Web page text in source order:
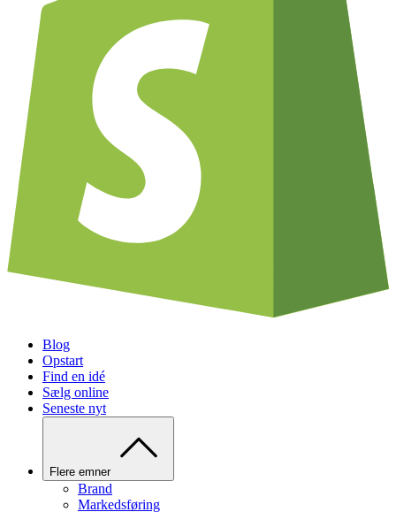
Blog
Opstart
Find en idé
Sælg online
Seneste nyt
Flere emner
Brand
Markedsføring